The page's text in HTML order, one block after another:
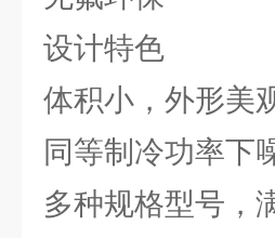
设计特色
体积小，外形美
同等制冷功率下
多种规格型号，